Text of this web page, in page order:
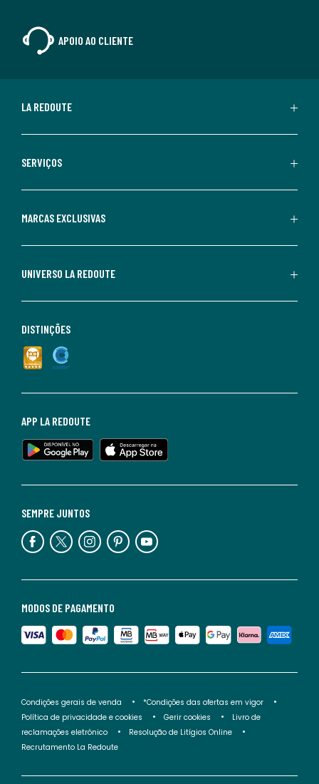
APOIO AO CLIENTE
LA REDOUTE
SERVIÇOS
MARCAS EXCLUSIVAS
UNIVERSO LA REDOUTE
MODOS DE PAGAMENTO
SEMPRE JUNTOS
APP LA REDOUTE
DISTINÇÕES
Condições gerais de venda
*Condições das ofertas em vigor
Política de privacidade e cookies
Gerir cookies
Livro de
reclamações eletrónico
Resolução de Litígios Online
Recrutamento La Redoute